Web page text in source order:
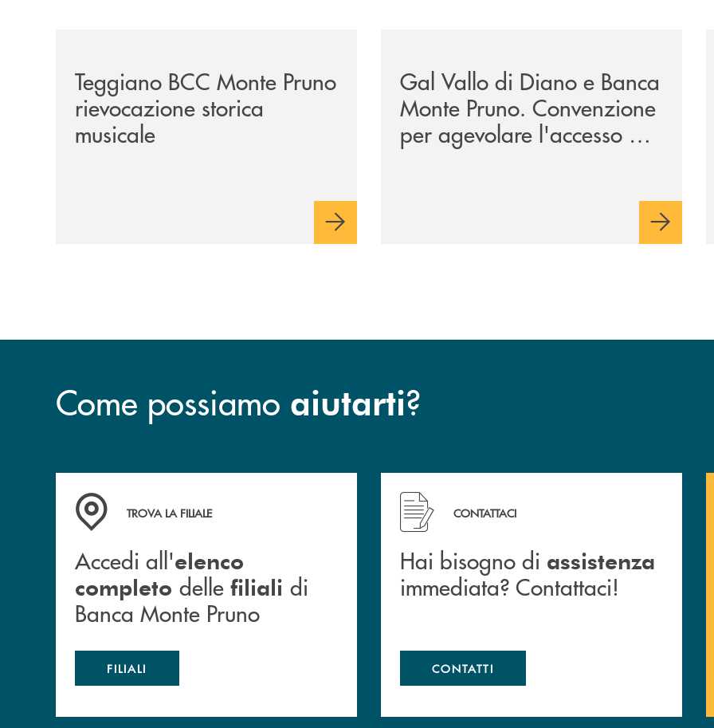
Teggiano BCC Monte Pruno
rievocazione storica
musicale
Gal Vallo di Diano e Banca
Monte Pruno. Convenzione
per agevolare l'accesso al
credito
Come possiamo aiutarti?
Accedi all' elenco completo&nbsp; delle&nbsp; filiali&nbsp; di Banca Monte Pruno
TROVA LA FILIALE
Accedi all'elenco
completo delle filiali di
Banca Monte Pruno
FILIALI
Hai bisogno di assistenza immediata? Contattaci!
CONTATTACI
Hai bisogno di assistenza
immediata? Contattaci!
CONTATTI